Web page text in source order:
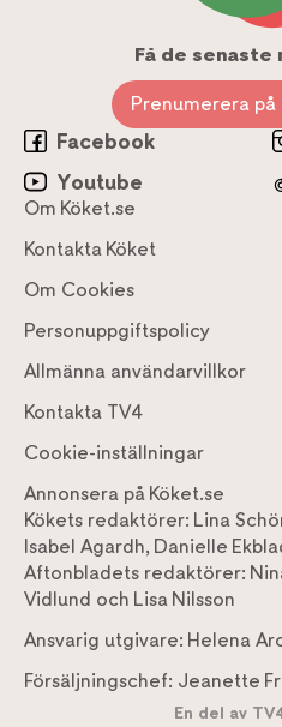
Få de senaste
Prenumerera
Facebook
Youtube
Om Köket.se
Kontakta Köket
Om Cookies
Personuppgiftspolicy
Allmänna användarvillkor
Kontakta TV4
Cookie-inställningar
Annonsera på Köket.se
Kökets redaktörer: Lina
Isabel Agardh, Danielle
Aftonbladets redaktörer:
Vidlund och Lisa Nilsson
Ansvarig utgivare: Helena
Försäljningschef: Jeanette
En del av